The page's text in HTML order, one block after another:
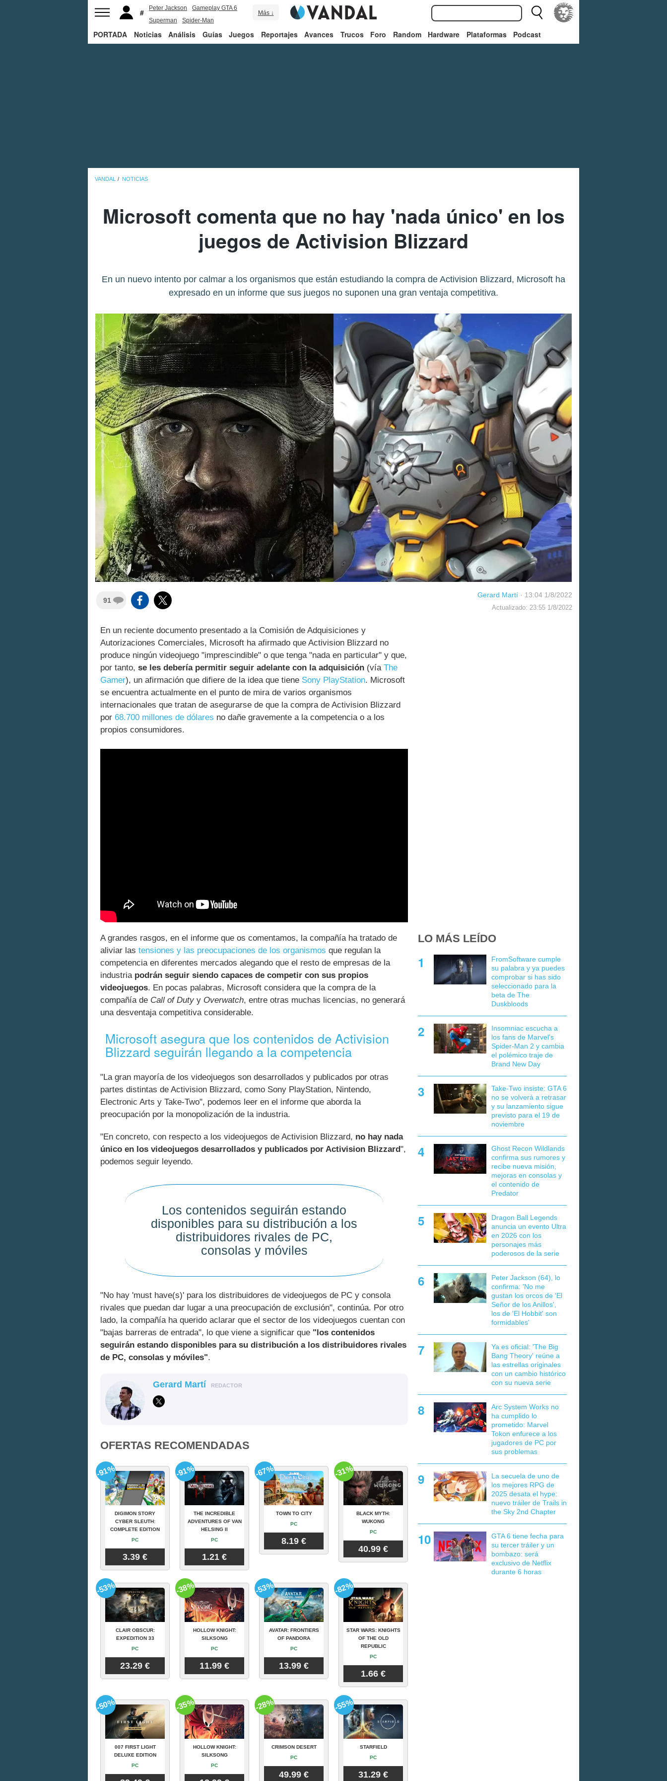
Peter Jackson
Gameplay GTA 6
Superman
Spider-Man
Más ↓
PORTADA Noticias Análisis Guías Juegos Reportajes Avances Trucos Foro Random Hardware Plataformas Podcast
VANDAL NOTICIAS
Microsoft comenta que no hay 'nada único' en los
juegos de Activision Blizzard
En un nuevo intento por calmar a los organismos que están estudiando la compra de Activision Blizzard, Microsoft ha
expresado en un informe que sus juegos no suponen una gran ventaja competitiva.
91
Gerard Martí · 13:04 1/8/2022
Actualizado: 23:55 1/8/2022
En un reciente documento presentado a la Comisión de Adquisiciones y
Autorizaciones Comerciales, Microsoft ha afirmado que Activision Blizzard no
produce ningún videojuego "imprescindible" o que tenga "nada en particular" y que,
por tanto, se les debería permitir seguir adelante con la adquisición (vía The
Gamer), un afirmación que difiere de la idea que tiene Sony PlayStation. Microsoft
se encuentra actualmente en el punto de mira de varios organismos
internacionales que tratan de asegurarse de que la compra de Activision Blizzard
por 68.700 millones de dólares no dañe gravemente a la competencia o a los
propios consumidores.
A grandes rasgos, en el informe que os comentamos, la compañía ha tratado de
aliviar las tensiones y las preocupaciones de los organismos que regulan la
competencia en diferentes mercados alegando que el resto de empresas de la
industria podrán seguir siendo capaces de competir con sus propios
videojuegos. En pocas palabras, Microsoft considera que la compra de la
compañía de Call of Duty y Overwatch, entre otras muchas licencias, no generará
una desventaja competitiva considerable.
Microsoft asegura que los contenidos de Activision
Blizzard seguirán llegando a la competencia
"La gran mayoría de los videojuegos son desarrollados y publicados por otras
partes distintas de Activision Blizzard, como Sony PlayStation, Nintendo,
Electronic Arts y Take-Two", podemos leer en el informe que aborda la
preocupación por la monopolización de la industria.
"En concreto, con respecto a los videojuegos de Activision Blizzard, no hay nada
único en los videojuegos desarrollados y publicados por Activision Blizzard",
podemos seguir leyendo.
Los contenidos seguirán estando
disponibles para su distribución a los
distribuidores rivales de PC,
consolas y móviles
"No hay 'must have(s)' para los distribuidores de videojuegos de PC y consola
rivales que puedan dar lugar a una preocupación de exclusión", continúa. Por otro
lado, la compañía ha querido aclarar que el sector de los videojuegos cuentan con
"bajas barreras de entrada", lo que viene a significar que "los contenidos
seguirán estando disponibles para su distribución a los distribuidores rivales
de PC, consolas y móviles".
Gerard Martí REDACTOR
OFERTAS RECOMENDADAS
DIGIMON STORY
CYBER SLEUTH:
COMPLETE EDITION
PC
3.39 €
-91%
THE INCREDIBLE
ADVENTURES OF VAN
HELSING II
PC
1.21 €
-91%
TOWN TO CITY
PC
8.19 €
-67%
BLACK MYTH:
WUKONG
PC
40.99 €
-31%
CLAIR OBSCUR:
EXPEDITION 33
PC
23.29 €
-53%
HOLLOW KNIGHT:
SILKSONG
PC
11.99 €
-38%
AVATAR: FRONTIERS
OF PANDORA
PC
13.99 €
-53%
STAR WARS: KNIGHTS
OF THE OLD
REPUBLIC
PC
1.66 €
-82%
007 FIRST LIGHT
DELUXE EDITION
PC
-50%
HOLLOW KNIGHT:
SILKSONG
PC
-35%
CRIMSON DESERT
PC
49.99 €
-28%
STARFIELD
PC
31.29 €
-55%
LO MÁS LEÍDO
FromSoftware cumple
su palabra y ya puedes
comprobar si has sido
seleccionado para la
beta de The
Duskbloods
Insomniac escucha a
los fans de Marvel's
Spider-Man 2 y cambia
el polémico traje de
Brand New Day
Take-Two insiste: GTA 6
no se volverá a retrasar
y su lanzamiento sigue
previsto para el 19 de
noviembre
Ghost Recon Wildlands
confirma sus rumores y
recibe nueva misión,
mejoras en consolas y
el contenido de
Predator
Dragon Ball Legends
anuncia un evento Ultra
en 2026 con los
personajes más
poderosos de la serie
Peter Jackson (64), lo
confirma: 'No me
gustan los orcos de 'El
Señor de los Anillos',
los de 'El Hobbit' son
formidables'
Ya es oficial: 'The Big
Bang Theory' reúne a
las estrellas originales
con un cambio histórico
con su nueva serie
Arc System Works no
ha cumplido lo
prometido: Marvel
Tokon enfurece a los
jugadores de PC por
sus problemas
La secuela de uno de
los mejores RPG de
2025 desata el hype:
nuevo tráiler de Trails in
the Sky 2nd Chapter
GTA 6 tiene fecha para
su tercer tráiler y un
bombazo: será
exclusivo de Netflix
durante 6 horas